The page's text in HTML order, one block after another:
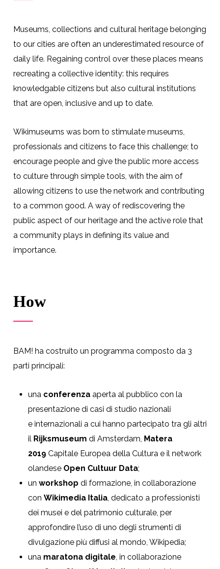
Museums, collections and cultural heritage belonging
to our cities are often an underestimated resource of
daily life. Regaining control over these places means
recreating a collective identity: this requires
knowledgable citizens but also cultural institutions
that are open, inclusive and up to date.
Wikimuseums was born to stimulate museums,
professionals and citizens to face this challenge; to
encourage people and give the public more access
to culture through simple tools, with the aim of
allowing citizens to use the network and contributing
to a common good. A way of rediscovering the
public aspect of our heritage and the active role that
a community plays in defining its value and
importance.
How
BAM! ha costruito un programma composto da 3
parti principali:
una conferenzaaperta al pubblico con la
presentazione di casi di studio nazionali
e internazionali a cui hanno partecipato tra gli altri
il Rijksmuseum di Amsterdam, Matera
2019Capitale Europea della Cultura e il network
olandese Open Cultuur Data;
un workshop di formazione, in collaborazione
con Wikimedia Italia, dedicato a professionisti
dei musei e del patrimonio culturale, per
approfondire l’uso di uno degli strumenti di
divulgazione più diffusi al mondo, Wikipedia;
una maratona digitale, in collaborazione